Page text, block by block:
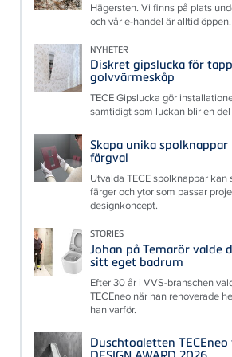
Hägersten. Vi finns på plats
och vår e-handel är alltid öppen.
NYHETER
Diskret gipslucka för
golvvärmeskåp
TECE Gipslucka gör
samtidigt som luckan blir en
Skapa unika
färgval
Utvalda TECE spolknappar kan
färger och ytor som passar
designkoncept.
STORIES
Johan på Temarör valde
sitt eget badrum
Efter 30 år i VVS-branschen
TECEneo när han renoverade
han varför.
Duschtoaletten